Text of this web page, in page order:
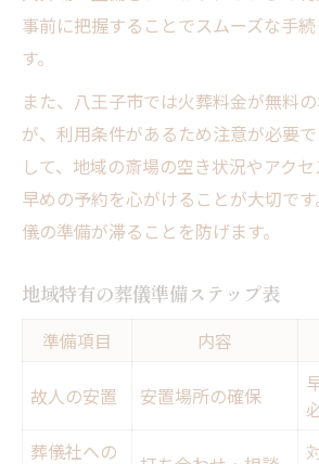
事前に把握することでスムーズな手
す。
また、八王子市では火葬料金が無料
が、利用条件があるため注意が必要
して、地域の斎場の空き状況やアクセ
早めの予約を心がけることが大切で
儀の準備が滞ることを防げます。
地域特有の葬儀準備ステップ表
準備項目 内容
故人の安置 安置場所の確保
葬儀社への